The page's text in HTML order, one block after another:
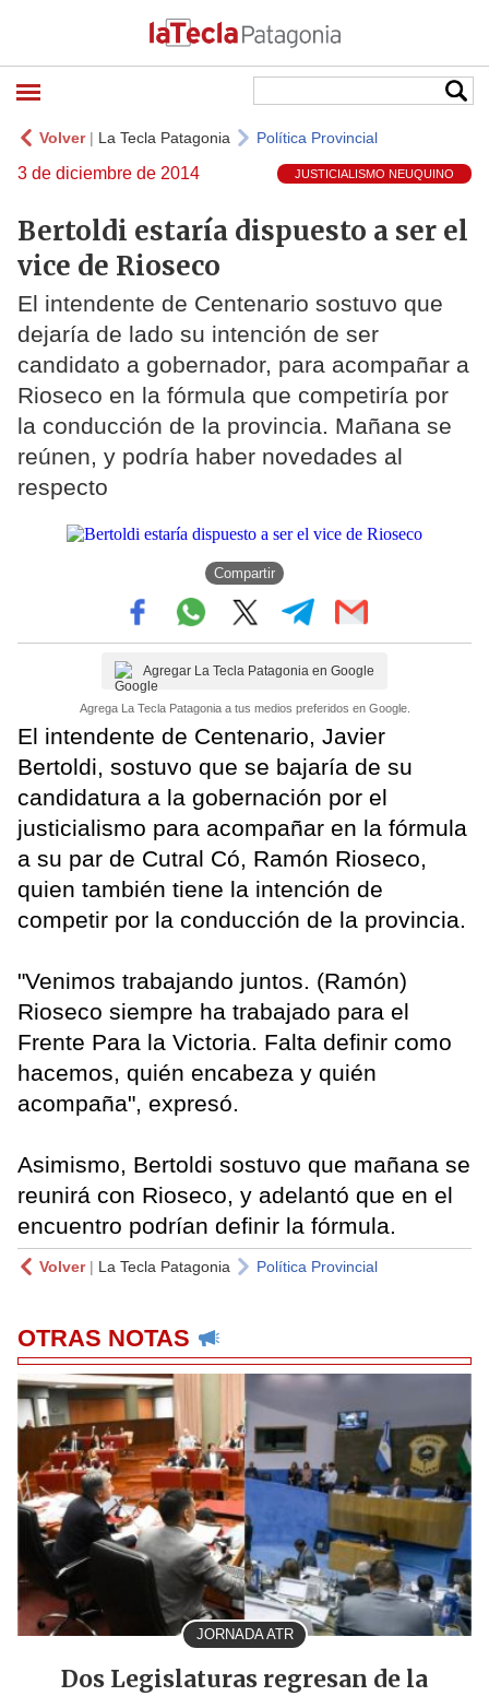
Volver| La Tecla Patagonia Política Provincial
3 de diciembre de 2014 JUSTICIALISMO NEUQUINO
Bertoldi estaría dispuesto a ser el
vice de Rioseco
El intendente de Centenario sostuvo que
dejaría de lado su intención de ser
candidato a gobernador, para acompañar a
Rioseco en la fórmula que competiría por
la conducción de la provincia. Mañana se
reúnen, y podría haber novedades al
respecto
Compartir
Agregar La Tecla Patagonia en Google
Agrega La Tecla Patagonia a tus medios preferidos en Google.
El intendente de Centenario, Javier
Bertoldi, sostuvo que se bajaría de su
candidatura a la gobernación por el
justicialismo para acompañar en la fórmula
a su par de Cutral Có, Ramón Rioseco,
quien también tiene la intención de
competir por la conducción de la provincia.
"Venimos trabajando juntos. (Ramón)
Rioseco siempre ha trabajado para el
Frente Para la Victoria. Falta definir como
hacemos, quién encabeza y quién
acompaña", expresó.
Asimismo, Bertoldi sostuvo que mañana se
reunirá con Rioseco, y adelantó que en el
encuentro podrían definir la fórmula.
Volver| La Tecla Patagonia Política Provincial
OTRAS NOTAS
JORNADA ATR
Dos Legislaturas regresan de la